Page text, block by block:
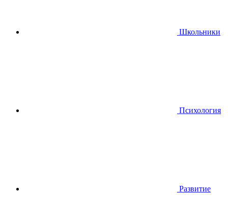
Школьники
Психология
Развитие